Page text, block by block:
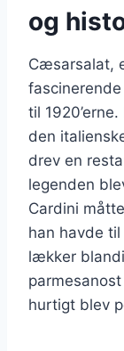
og
Cæsarsalat,
til
den
drev en
legenden
Cardini
han havde
lækker
hurtigt blev